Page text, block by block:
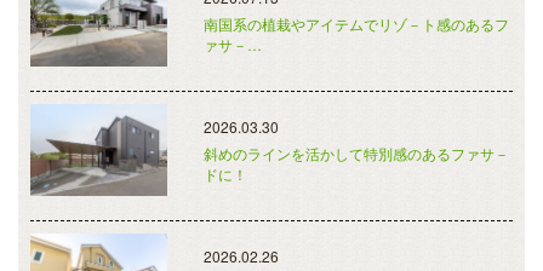
南国系の植栽やアイテムでリゾ－ト感のあるフ
ァサ－…
2026.03.30
斜めのラインを活かして特別感のあるファサ－
ドに！
2026.02.26